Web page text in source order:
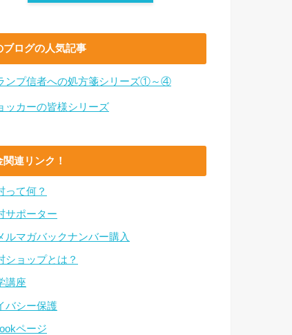
ブログの人気記事
ンプ信者への処方箋シリーズ①～④
ッカーの皆様シリーズ
関連リンク！
って何？
サポーター
ルマガバックナンバー購入
ショップとは？
講座
バシー保護
ページ